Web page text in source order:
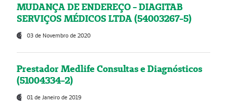
MUDANÇA DE ENDEREÇO - DIAGITAB
SERVIÇOS MÉDICOS LTDA (54003267-5)
03 de Novembro de 2020
Prestador Medlife Consultas e Diagnósticos
(51004334-2)
01 de Janeiro de 2019